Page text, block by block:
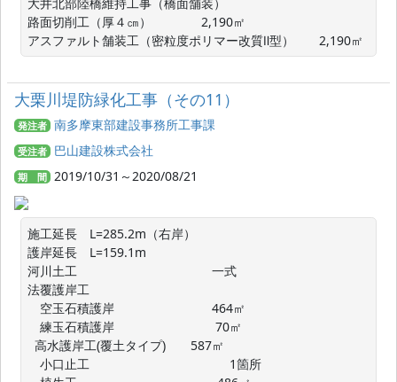
路面切削工（厚４㎝）　　　　2,190㎡
アスファルト舗装工（密粒度ポリマー改質Ⅱ型）　　2,190㎡
大栗川堤防緑化工事（その11）
発注者 南多摩東部建設事務所工事課
受注者 巴山建設株式会社
期 間 2019/10/31～2020/08/21
施工延長　L=285.2m（右岸）
護岸延長　L=159.1m
河川土工　　　　　　　　　　   一式
法覆護岸工
空玉石積護岸　　　　　　　   464㎡
練玉石積護岸　　　　　　　    70㎡
小口止工　　　　　　　　　　　 1箇所